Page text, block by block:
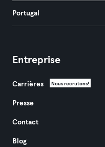
Portugal
Entreprise
Carrières Nous recrutons!
Presse
Contact
Blog